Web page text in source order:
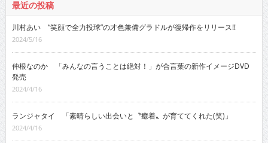
最近の投稿
川村あい “笑顔で全力投球”の才色兼備グラドルが復帰作をリリース!!
2024/5/16
仲根なのか 「みんなの言うことは絶対！」が合言葉の新作イメージDVD
発売
2024/4/16
ランジャタイ 「素晴らしい出会いと〝癒着〟が育ててくれた(笑)」
2024/4/16